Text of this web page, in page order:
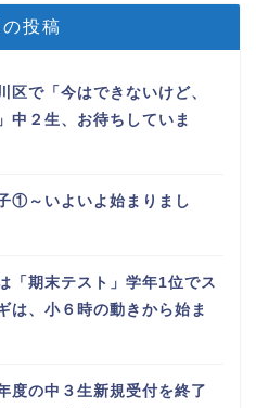
投稿
区で「今はできないけど、
中２生、お待ちしていま
①～いよいよ始まりまし
「期末テスト」学年1位でス
は、小６時の動きから始ま
度の中３生新規受付を終了